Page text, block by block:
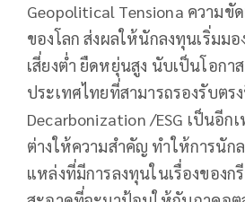
Geopolitical Tensiona ความขั
ของโลก ส่งผลให้นักลงทุนเริ่มม
เสี่ยงต่ำ ยืดหยุ่นสูง นับเป็นโอกา
ประเทศไทยที่สามารถรองรับตร
Decarbonization /ESG เป็นอี
ต่างให้ความสำคัญ ทำให้การนัก
แหล่งที่มีการลงทุนในเรื่องของก